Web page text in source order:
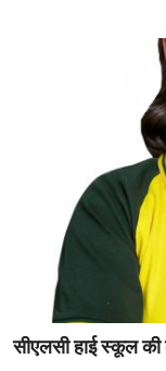
सीएलसी हाई स्कूल